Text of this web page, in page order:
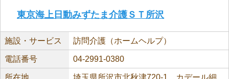
東京海上日動みずたま介護ＳＴ所沢
施設・サービス 訪問介護（ホームヘルプ）
電話番号 04-2991-0380
所在地
埼玉県所沢市北秋津720-1 カデール細